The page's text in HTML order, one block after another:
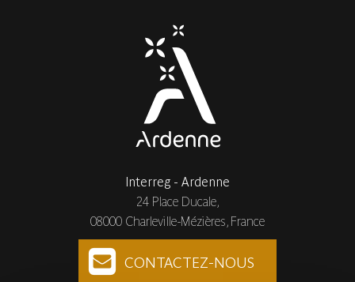
Interreg - Ardenne
24 Place Ducale,
08000 Charleville-Mézières, France
CONTACTEZ-NOUS